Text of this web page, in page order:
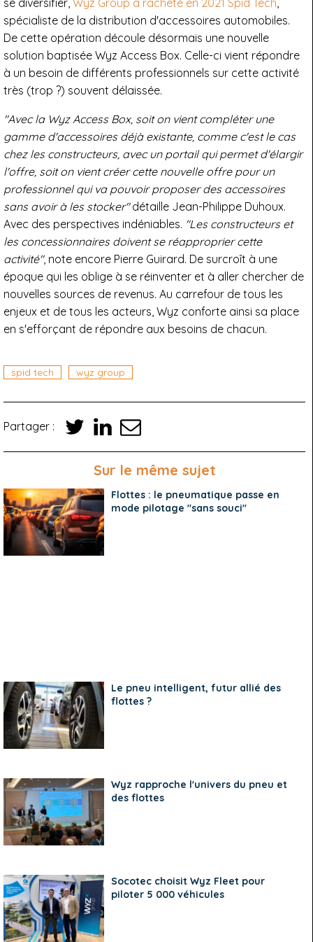
spécialiste de la distribution d'accessoires automobiles.
De cette opération découle désormais une nouvelle
solution baptisée Wyz Access Box. Celle-ci vient répondre
à un besoin de différents professionnels sur cette activité
très (trop ?) souvent délaissée.
"Avec la Wyz Access Box, soit on vient compléter une
gamme d'accessoires déjà existante, comme c'est le cas
chez les constructeurs, avec un portail qui permet d'élargir
l'offre, soit on vient créer cette nouvelle offre pour un
professionnel qui va pouvoir proposer des accessoires
sans avoir à les stocker"détaille Jean-Philippe Duhoux.
Avec des perspectives indéniables. "Les constructeurs et
les concessionnaires doivent se réapproprier cette
activité", note encore Pierre Guirard. De surcroît à une
époque qui les oblige à se réinventer et à aller chercher de
nouvelles sources de revenus. Au carrefour de tous les
enjeux et de tous les acteurs, Wyz conforte ainsi sa place
en s'efforçant de répondre aux besoins de chacun.
spid tech wyz group
Partager :
Sur le même sujet
Flottes : le pneumatique passe en
mode pilotage "sans souci"
Le pneu intelligent, futur allié des
flottes ?
Wyz rapproche l'univers du pneu et
des flottes
Socotec choisit Wyz Fleet pour
piloter 5 000 véhicules